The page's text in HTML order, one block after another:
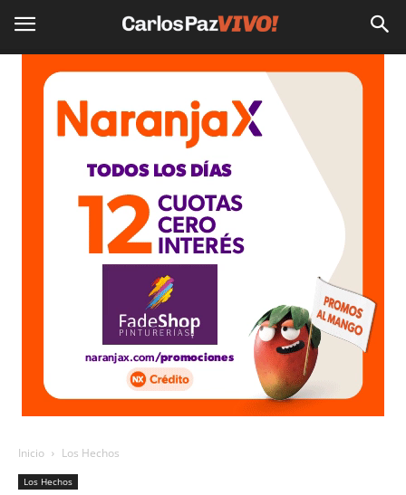
Inicio Los Hechos
Los Hechos